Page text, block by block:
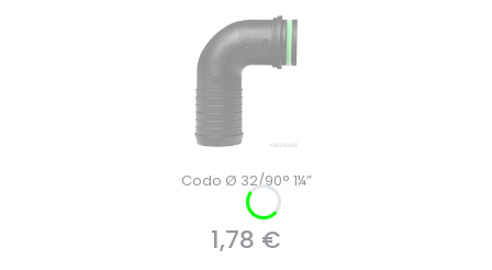
Codo Ø 32/90° 1¼”
Precio
1,78 €